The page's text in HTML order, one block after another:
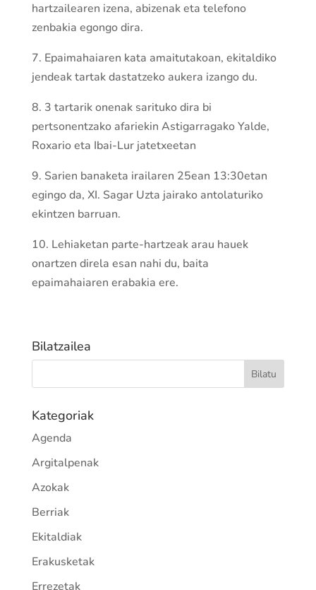
hartzailearen izena, abizenak eta telefono
zenbakia egongo dira.
7. Epaimahaiaren kata amaitutakoan, ekitaldiko
jendeak tartak dastatzeko aukera izango du.
8. 3 tartarik onenak sarituko dira bi
pertsonentzako afariekin Astigarragako Yalde,
Roxario eta Ibai-Lur jatetxeetan
9. Sarien banaketa irailaren 25ean 13:30etan
egingo da, XI. Sagar Uzta jairako antolaturiko
ekintzen barruan.
10. Lehiaketan parte-hartzeak arau hauek
onartzen direla esan nahi du, baita
epaimahaiaren erabakia ere.
Bilatzailea
Kategoriak
Agenda
Argitalpenak
Azokak
Berriak
Ekitaldiak
Erakusketak
Errezetak